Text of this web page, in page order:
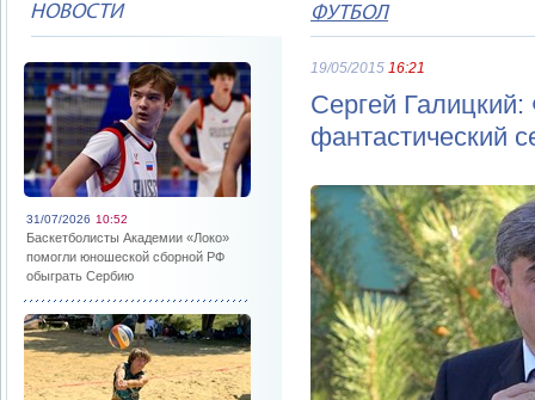
НОВОСТИ
31/07/2026 10:52
Баскетболисты Академии «Локо»
помогли юношеской сборной РФ
обыграть Сербию
ФУТБОЛ
19/05/2015 16:21
Сергей
фантастический